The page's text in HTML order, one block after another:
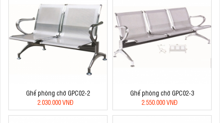
Ghế phòng chờ GPC02-2
2.030.000 VNĐ
Ghế phòng chờ GPC02-3
2.550.000 VNĐ